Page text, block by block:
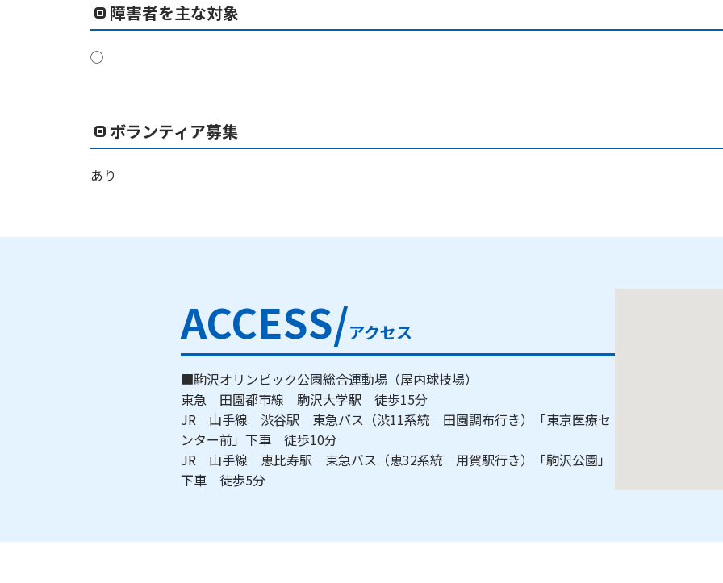
障害者を主な対象
◯
ボランティア募集
あり
ACCESS/アクセス
■駒沢オリンピック公園総合運動場（屋内球技場）
東急 田園都市線 駒沢大学駅 徒歩15分
JR 山手線 渋谷駅 東急バス（渋11系統 田園調布行き）「東京医療セ
ンター前」下車 徒歩10分
JR 山手線 恵比寿駅 東急バス（恵32系統 用賀駅行き）「駒沢公園」
下車 徒歩5分